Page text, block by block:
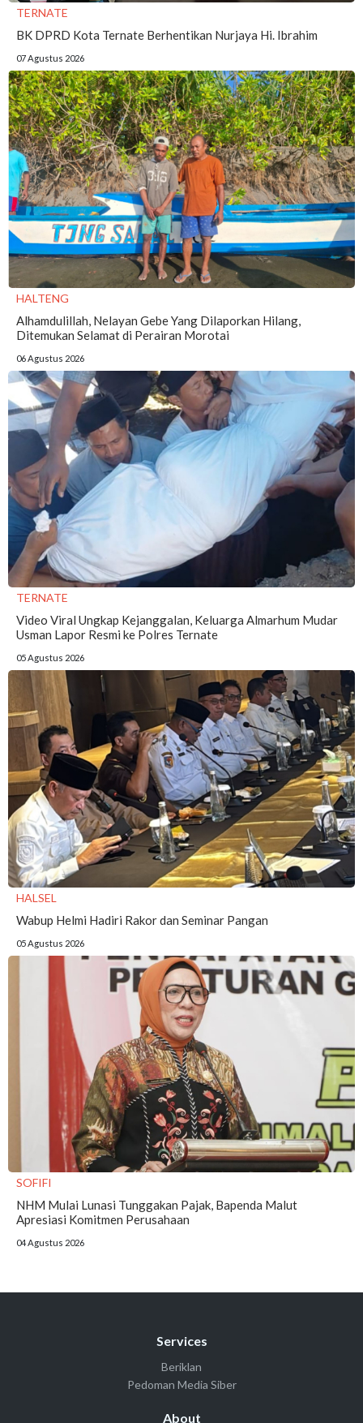
TERNATE
BK DPRD Kota Ternate Berhentikan Nurjaya Hi. Ibrahim
07 Agustus 2026
HALTENG
Alhamdulillah, Nelayan Gebe Yang Dilaporkan Hilang,
Ditemukan Selamat di Perairan Morotai
06 Agustus 2026
TERNATE
Video Viral Ungkap Kejanggalan, Keluarga Almarhum Mudar
Usman Lapor Resmi ke Polres Ternate
05 Agustus 2026
HALSEL
Wabup Helmi Hadiri Rakor dan Seminar Pangan
05 Agustus 2026
SOFIFI
NHM Mulai Lunasi Tunggakan Pajak, Bapenda Malut
Apresiasi Komitmen Perusahaan
04 Agustus 2026
Services
Beriklan
Pedoman Media Siber
About